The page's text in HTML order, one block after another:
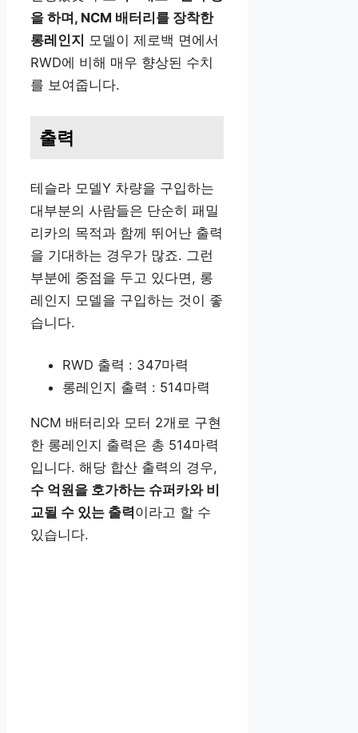
을 하며, NCM 배터리를 장착한
롱레인지 모델이 제로백 면에서
RWD에 비해 매우 향상된 수치
를 보여줍니다.
출력
테슬라 모델Y 차량을 구입하는
대부분의 사람들은 단순히 패밀
리카의 목적과 함께 뛰어난 출력
을 기대하는 경우가 많죠. 그런
부분에 중점을 두고 있다면, 롱
레인지 모델을 구입하는 것이 좋
습니다.
RWD 출력 : 347마력
롱레인지 출력 : 514마력
NCM 배터리와 모터 2개로 구현
한 롱레인지 출력은 총 514마력
입니다. 해당 합산 출력의 경우,
수 억원을 호가하는 슈퍼카와 비
교될 수 있는 출력이라고 할 수
있습니다.